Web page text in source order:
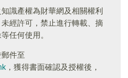
識產權為財華網及相關權利
經許可，禁止進行轉載、摘
任何使用。
件至
，獲得書面確認及授權後，